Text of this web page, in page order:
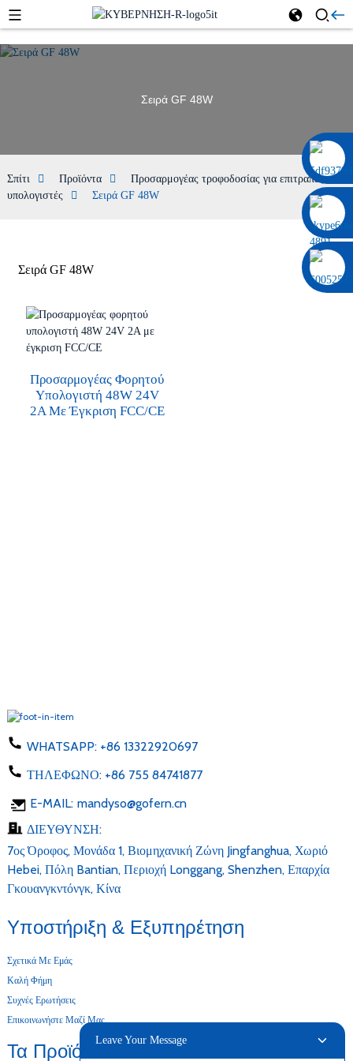
0086 13322920697
Σειρά GF 48W
Σπίτι Προϊόντα
Προσαρμογέας τροφοδοσίας για επιτραπέζιους
υπολογιστές
Σειρά GF 48W
Σειρά GF 48W
Προσαρμογέας Φορητού
Υπολογιστή 48W 24V
2A Με Έγκριση FCC/CE
WHATSAPP: +86 13322920697
ΤΗΛΕΦΩΝΟ: +86 755 84741877
E-MAIL: mandyso@gofern.cn
ΔΙΕΥΘΥΝΣΗ:
7ος Όροφος, Μονάδα 1, Βιομηχανική Ζώνη Jingfanghua, Χωριό
Hebei, Πόλη Bantian, Περιοχή Longgang, Shenzhen, Επαρχία
Γκουανγκντόνγκ, Κίνα
Υποστήριξη & Εξυπηρέτηση
Σχετικά Με Εμάς
Καλή Φήμη
Συχνές Ερωτήσεις
Επικοινωνήστε Μαζί Μας
Τα Προϊόντα Μας
Leave Your Message